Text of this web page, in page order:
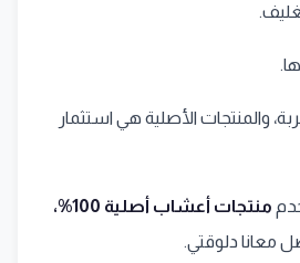
والمنتجات الأصلية هي استثمار
منتجات أعشاب أصلية 100%،
معانا دلوقتي.